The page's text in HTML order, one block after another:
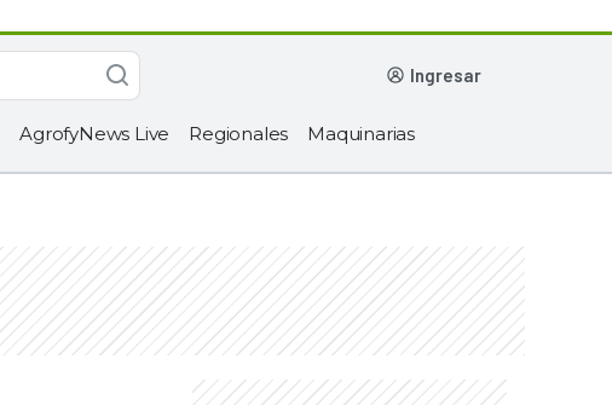
ingresar
AgrofyNews Live Regionales Maquinarias